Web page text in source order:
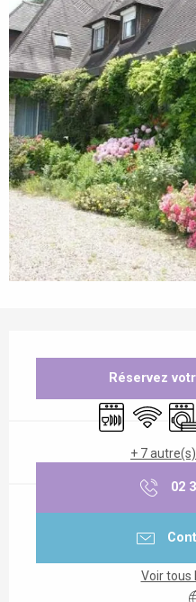
Réservez
Lave vaisselle
WiFi
+ 7
02
Voir tous